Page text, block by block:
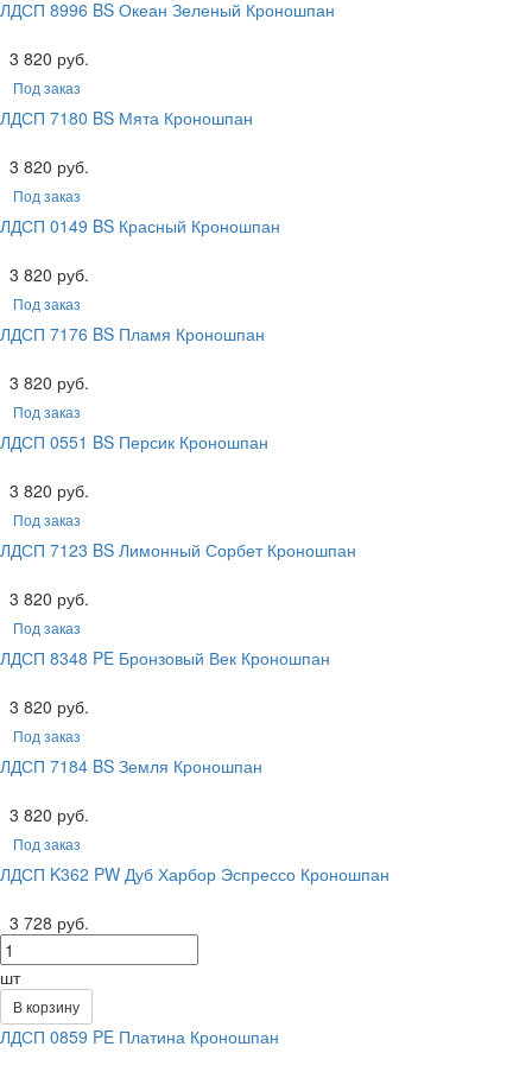
ЛДСП 8996 BS Океан Зеленый Кроношпан
3 820 руб.
Под заказ
ЛДСП 7180 BS Мята Кроношпан
3 820 руб.
Под заказ
ЛДСП 0149 BS Красный Кроношпан
3 820 руб.
Под заказ
ЛДСП 7176 BS Пламя Кроношпан
3 820 руб.
Под заказ
ЛДСП 0551 BS Персик Кроношпан
3 820 руб.
Под заказ
ЛДСП 7123 BS Лимонный Сорбет Кроношпан
3 820 руб.
Под заказ
ЛДСП 8348 PE Бронзовый Век Кроношпан
3 820 руб.
Под заказ
ЛДСП 7184 BS Земля Кроношпан
3 820 руб.
Под заказ
ЛДСП K362 PW Дуб Харбор Эспрессо Кроношпан
3 728 руб.
шт
В корзину
ЛДСП 0859 PE Платина Кроношпан